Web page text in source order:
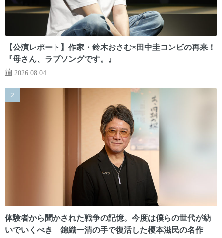
【公演レポート】作家・鈴木おさむ×田中圭コンビの再来！
『母さん、ラブソングです。』
2026.08.04
体験者から聞かされた戦争の記憶。今度は僕らの世代が紡
いでいくべき 錦織一清の手で復活した榎本滋民の名作